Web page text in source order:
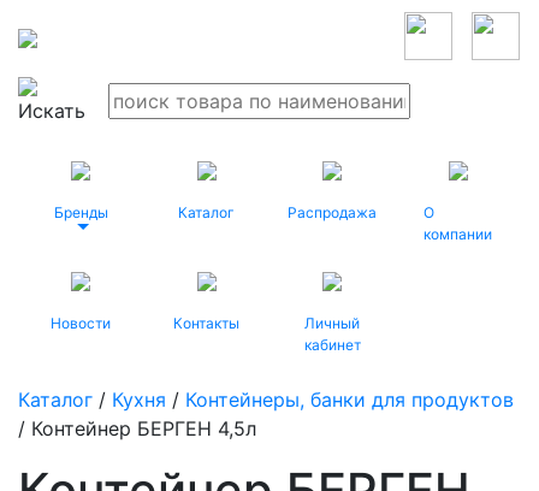
Бренды Каталог Распродажа
О
компании
Новости Контакты
Личный
кабинет
Каталог / Кухня / Контейнеры, банки для продуктов
/ Контейнер БЕРГЕН 4,5л